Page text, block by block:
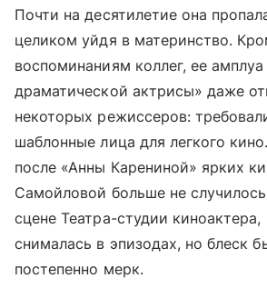
Почти на десятилетие она
целиком уйдя в материнство.
воспоминаниям коллег, ее амплуа
драматической актрисы» даже
некоторых режиссеров:
шаблонные лица для легкого
после «Анны Карениной» ярких
Самойловой больше не
сцене Театра-студии киноактера,
снималась в эпизодах, но блеск
постепенно мерк.